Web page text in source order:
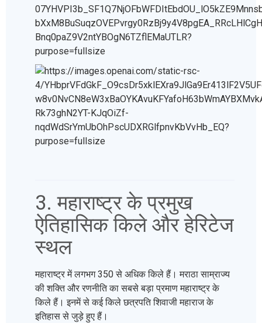
3. महाराष्ट्र के प्रमुख
ऐतिहासिक किले और हेरिटेज
स्थल
महाराष्ट्र में लगभग 350 से अधिक किले हैं। मराठा साम्राज्य
की शक्ति और रणनीति का सबसे बड़ा प्रमाण महाराष्ट्र के
किले हैं। इनमें से कई किले छत्रपति शिवाजी महाराज के
इतिहास से जुड़े हुए हैं।